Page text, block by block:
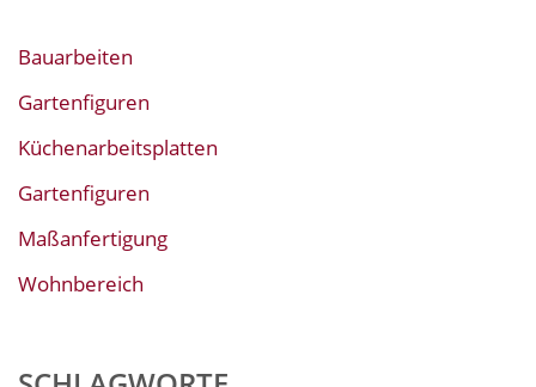
Bauarbeiten
Gartenfiguren
Küchenarbeitsplatten
Gartenfiguren
Maßanfertigung
Wohnbereich